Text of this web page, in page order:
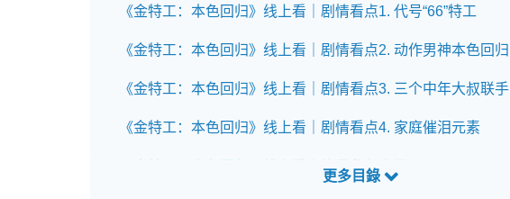
《金特工：本色回归》线上看｜剧情看点1. 代号“66”特工
《金特工：本色回归》线上看｜剧情看点2. 动作男神本色回归
《金特工：本色回归》线上看｜剧情看点3. 三个中年大叔联手
《金特工：本色回归》线上看｜剧情看点4. 家庭催泪元素
《金特工：本色回归》线上看｜演员角色介绍